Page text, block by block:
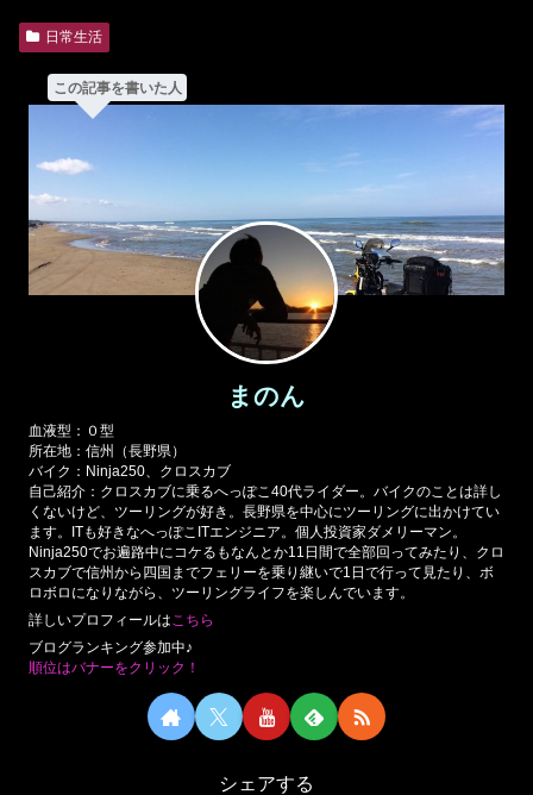
日常生活
この記事を書いた人
まのん
血液型：０型
所在地：信州（長野県）
バイク：Ninja250、クロスカブ
自己紹介：クロスカブに乗るへっぽこ40代ライダー。バイクのことは詳し
くないけど、ツーリングが好き。長野県を中心にツーリングに出かけてい
ます。ITも好きなへっぽこITエンジニア。個人投資家ダメリーマン。
Ninja250でお遍路中にコケるもなんとか11日間で全部回ってみたり、クロ
スカブで信州から四国までフェリーを乗り継いで1日で行って見たり、ボ
ロボロになりながら、ツーリングライフを楽しんでいます。
詳しいプロフィールは こちら
ブログランキング参加中♪
順位はバナーをクリック！
シェアする